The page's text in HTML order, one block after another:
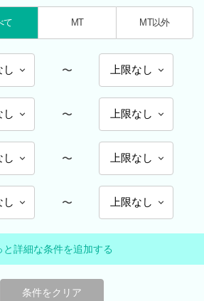
て MT MT以外
〜
〜
〜
〜
と詳細な条件を追加する
条件をクリア